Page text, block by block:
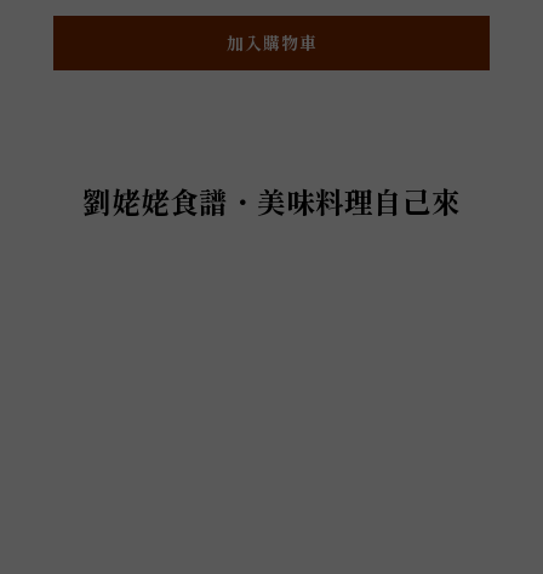
加入購物車
劉姥姥食譜・美味料理自己來